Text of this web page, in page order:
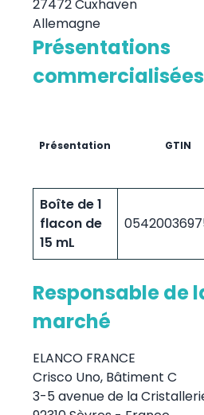
27472 Cuxhaven
Allemagne
Présentations
Présentation GTIN
Boîte de 1
flacon de
15 mL
Responsable de
marché
ELANCO FRANCE
Crisco Uno, Bâtiment C
3-5 avenue de la